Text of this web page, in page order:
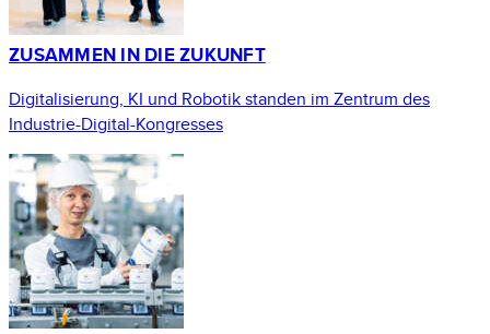
ZUSAMMEN IN DIE ZUKUNFT
Digitalisierung, KI und Robotik standen im Zentrum des
Industrie-Digital-Kongresses